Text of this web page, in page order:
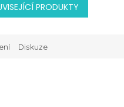
PRODUKTY
Diskuze